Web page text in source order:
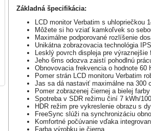
Základná špecifikácia:
LCD monitor Verbatim s
Môžete si ho vziať kamkoľvek so
Maximálne podporované rozlíšenie
Unikátna zobrazovacia technológia IPS
Lesklý povrch displeja pre výraznejšie
Jeho 6ms odozva zaistí pohodlnú
Obnovovacia frekvencia o hodnote 60
Pomer strán LCD monitoru Verbatim
Jas sa dá nastaviť maximálne na 300
Pomer zobrazenej čiernej a bielej
Spotreba v SDR režimu činí 7 kWh/
HDR režim pre vykreslenie obrazu s
FreeSync slúži na synchronizáciu
Komfortné počúvanie vďaka
Farba výrobku je čierna